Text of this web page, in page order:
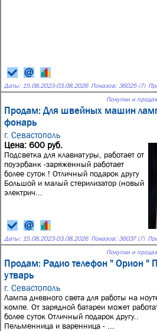
Даты: 15.08.2023-03.08.2026 Показов: 36025 (7)
Покупки и
Продам: Для швейных машин
фонарь
г. Севастополь
Цена: 600 руб.
Подсветка для клавиатуры, работает от
поуэрбанк -заряженный работает
более суток ! Отличный подарок другу
Большой и малый стерилизатор (новый
электрич...
Даты: 15.08.2023-03.08.2026 Показов: 36037 (7)
Покупки и
Продам: Радио телефон " Орион "
утварь
г. Севастополь
Лампа дневного света для работы на
компе. От зарядной батареи может
более суток Отличный подарок другу..
Пельменница и варенница - ...